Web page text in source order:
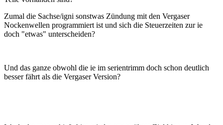
Zumal die Sachse/igni sonstwas Zündung mit den Vergaser
Nockenwellen programmiert ist und sich die Steuerzeiten zur ie
doch "etwas" unterscheiden?
Und das ganze obwohl die ie im serientrimm doch schon deutlich
besser fährt als die Vergaser Version?